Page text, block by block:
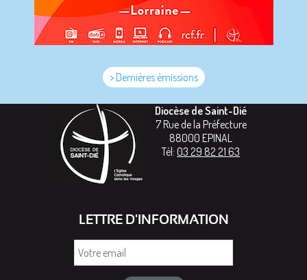
> Dernières émissions
Diocèse de Saint-Dié
7 Rue de la Préfecture
88000 EPINAL
Tél: 03 29 82 21 63
LETTRE D'INFORMATION